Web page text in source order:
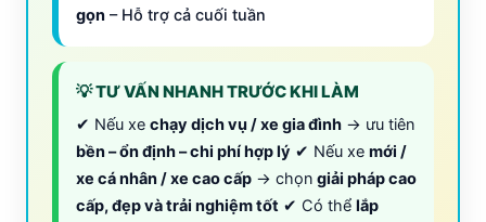
gọn – Hỗ trợ cả cuối tuần
💡 TƯ VẤN NHANH TRƯỚC KHI LÀM
✔ Nếu xe chạy dịch vụ / xe gia đình → ưu tiên
bền – ổn định – chi phí hợp lý ✔ Nếu xe mới /
xe cá nhân / xe cao cấp → chọn giải pháp cao
cấp, đẹp và trải nghiệm tốt ✔ Có thể lắp